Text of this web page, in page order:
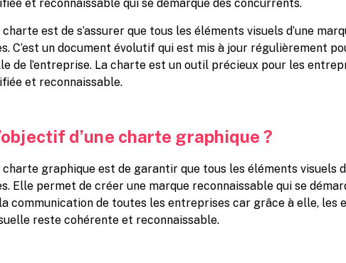
et reconnaissable qui se démarque des concurrents.
charte est de s’assurer que tous les éléments visuels d’une
C’est un document évolutif qui est mis à jour régulièrement
de l’entreprise. La charte est un outil précieux pour les
et reconnaissable.
d’une charte graphique ?
charte graphique est de garantir que tous les éléments visuels
Elle permet de créer une marque reconnaissable qui se
communication de toutes les entreprises car grâce à elle, les
reste cohérente et reconnaissable.